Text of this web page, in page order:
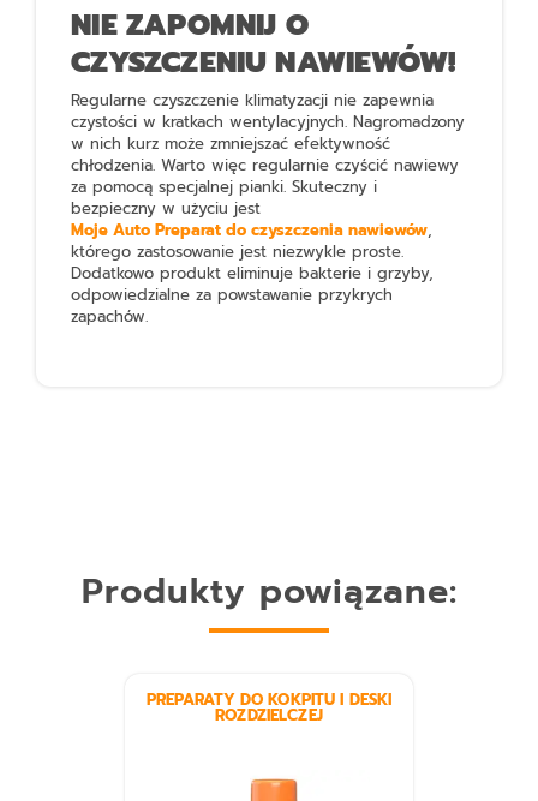
NIE ZAPOMNIJ O
CZYSZCZENIU NAWIEWÓW!
Regularne czyszczenie klimatyzacji nie zapewnia
czystości w kratkach wentylacyjnych. Nagromadzony
w nich kurz może zmniejszać efektywność
chłodzenia. Warto więc regularnie czyścić nawiewy
za pomocą specjalnej pianki. Skuteczny i
bezpieczny w użyciu jest
Moje Auto Preparat do czyszczenia nawiewów,
którego zastosowanie jest niezwykle proste.
Dodatkowo produkt eliminuje bakterie i grzyby,
odpowiedzialne za powstawanie przykrych
zapachów.
Produkty powiązane:
PREPARATY DO KOKPITU I DESKI
ROZDZIELCZEJ